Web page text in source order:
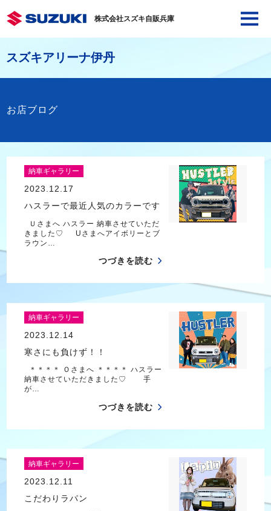
株式会社スズキ自販兵庫
スズキアリーナ伊丹
お店ブログ
納車ギャラリー
2023.12.17
ハスラーで最近人気のカラーです
Ｕさまへ ハスラー 納車させていただ
きました♡ Uさまへアイボリーとブ
ラウン…
つづきを読む
納車ギャラリー
2023.12.14
寒さにも負けず！！
＊＊＊＊ Ｏさまへ ＊＊＊＊ ハスラー
納車させていただきました♡ 手
が…
つづきを読む
納車ギャラリー
2023.12.11
こだわりラパン